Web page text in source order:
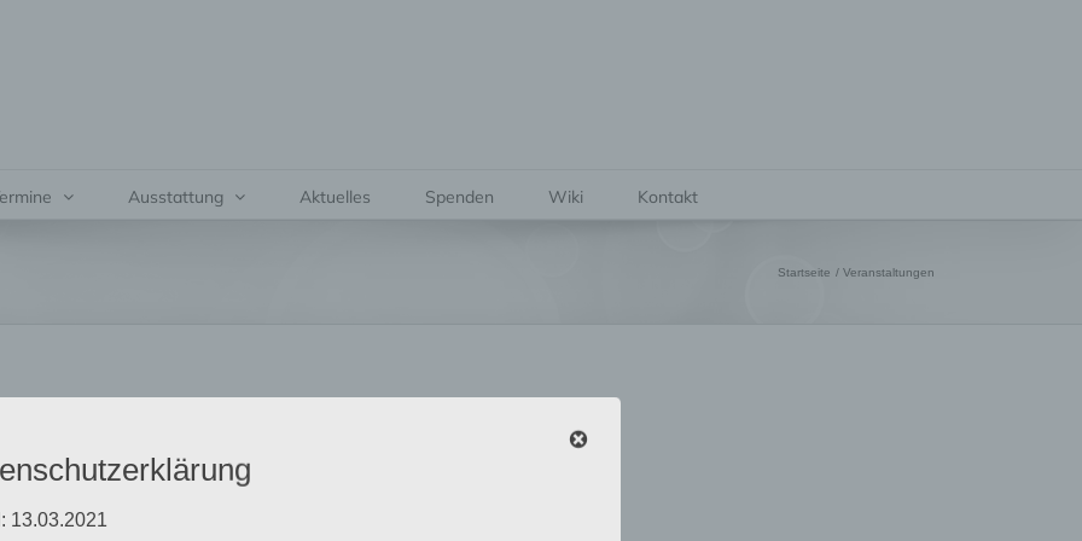
Ausstattung Aktuelles Spenden Wiki Kontakt
Startseite Veranstaltungen
13.03.2021